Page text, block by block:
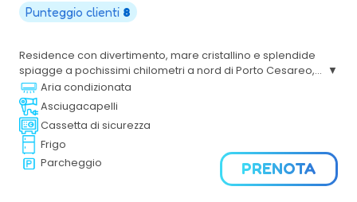
Punteggio clienti 8
Residence con divertimento, mare cristallino e splendide
spiagge a pochissimi chilometri a nord di Porto Cesareo,
con appartamenti, ristorante, pizzeria, piscine, tennis,
calcetto, bowling, discoteca e animazione per bambini di
tutte le età, per la vacanza nel Salento.
Aria condizionata
Asciugacapelli
Cassetta di sicurezza
Frigo
Parcheggio
PRENOTA